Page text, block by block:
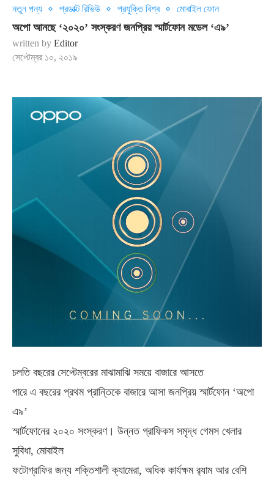
নতুন পন্য
প্রডাক্ট রিভিউ প্রযুক্তি বিশ্ব মোবাইল ফোন
অপো আনছে ‘২০২০’ সংস্করণ জনপ্রিয় স্মার্টফোন মডেল ‘এ৯’
written by Editor
সেপ্টেম্বর ১০, ২০১৯
চলতি বছরের সেপ্টেম্বরের মাঝামাঝি সময়ে বাজারে আসতে
পারে এ বছরের প্রথম প্রান্তিকে বাজারে আসা জনপ্রিয় স্মার্টফোন ‘অপো
এ৯’
স্মার্টফোনের ২০২০ সংস্করণ। উন্নত গ্রাফিকস সমৃদ্ধ গেমস খেলার
সুবিধা, মোবাইল
ফটোগ্রাফির জন্য শক্তিশালী ক্যামেরা, অধিক কার্যক্ষম র‌্যাম আর বেশি